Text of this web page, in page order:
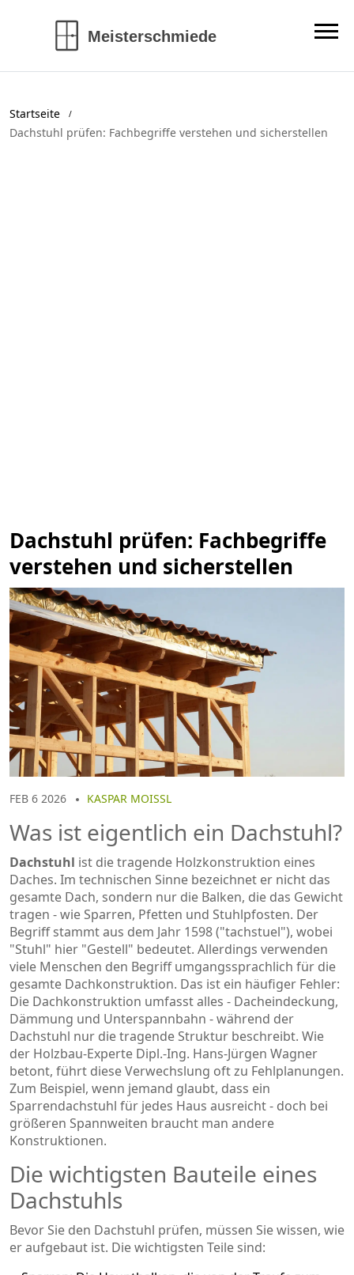
Startseite
Dachstuhl prüfen: Fachbegriffe verstehen und sicherstellen
Dachstuhl prüfen: Fachbegriffe
verstehen und sicherstellen
FEB 6 2026 KASPAR MOISSL
Was ist eigentlich ein Dachstuhl?
Dachstuhl ist die tragende Holzkonstruktion eines
Daches. Im technischen Sinne bezeichnet er nicht das
gesamte Dach, sondern nur die Balken, die das Gewicht
tragen - wie Sparren, Pfetten und Stuhlpfosten. Der
Begriff stammt aus dem Jahr 1598 ("tachstuel"), wobei
"Stuhl" hier "Gestell" bedeutet. Allerdings verwenden
viele Menschen den Begriff umgangssprachlich für die
gesamte Dachkonstruktion. Das ist ein häufiger Fehler:
Die Dachkonstruktion umfasst alles - Dacheindeckung,
Dämmung und Unterspannbahn - während der
Dachstuhl nur die tragende Struktur beschreibt. Wie
der Holzbau-Experte Dipl.-Ing. Hans-Jürgen Wagner
betont, führt diese Verwechslung oft zu Fehlplanungen.
Zum Beispiel, wenn jemand glaubt, dass ein
Sparrendachstuhl für jedes Haus ausreicht - doch bei
größeren Spannweiten braucht man andere
Konstruktionen.
Die wichtigsten Bauteile eines
Dachstuhls
Bevor Sie den Dachstuhl prüfen, müssen Sie wissen, wie
er aufgebaut ist. Die wichtigsten Teile sind: